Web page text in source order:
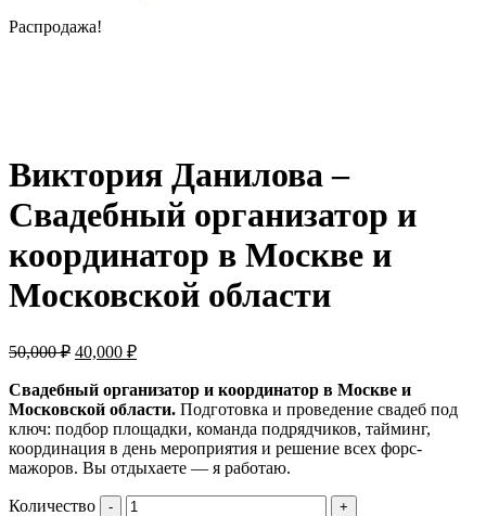
Распродажа!
Виктория Данилова –
Свадебный организатор и
координатор в Москве и
Московской области
50,000₽ 40,000 ₽
Свадебный организатор и координатор в Москве и
Московской области. Подготовка и проведение свадеб под
ключ: подбор площадки, команда подрядчиков, тайминг,
координация в день мероприятия и решение всех форс-
мажоров. Вы отдыхаете — я работаю.
Количество